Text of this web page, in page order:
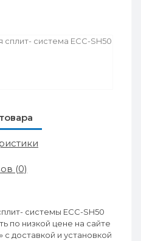
(0)
системы ЕСС-SH50
по низкой цене на сайте
доставкой и установкой